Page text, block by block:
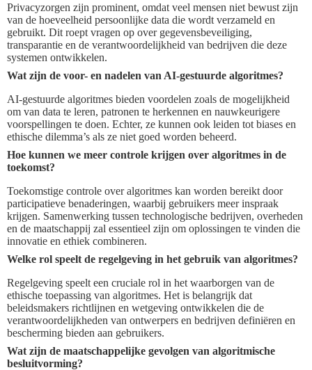
Privacyzorgen zijn prominent, omdat veel mensen niet bewust zijn
van de hoeveelheid persoonlijke data die wordt verzameld en
gebruikt. Dit roept vragen op over gegevensbeveiliging,
transparantie en de verantwoordelijkheid van bedrijven die deze
systemen ontwikkelen.
Wat zijn de voor- en nadelen van AI-gestuurde algoritmes?
AI-gestuurde algoritmes bieden voordelen zoals de mogelijkheid
om van data te leren, patronen te herkennen en nauwkeurigere
voorspellingen te doen. Echter, ze kunnen ook leiden tot biases en
ethische dilemma’s als ze niet goed worden beheerd.
Hoe kunnen we meer controle krijgen over algoritmes in de
toekomst?
Toekomstige controle over algoritmes kan worden bereikt door
participatieve benaderingen, waarbij gebruikers meer inspraak
krijgen. Samenwerking tussen technologische bedrijven, overheden
en de maatschappij zal essentieel zijn om oplossingen te vinden die
innovatie en ethiek combineren.
Welke rol speelt de regelgeving in het gebruik van algoritmes?
Regelgeving speelt een cruciale rol in het waarborgen van de
ethische toepassing van algoritmes. Het is belangrijk dat
beleidsmakers richtlijnen en wetgeving ontwikkelen die de
verantwoordelijkheden van ontwerpers en bedrijven definiëren en
bescherming bieden aan gebruikers.
Wat zijn de maatschappelijke gevolgen van algoritmische
besluitvorming?